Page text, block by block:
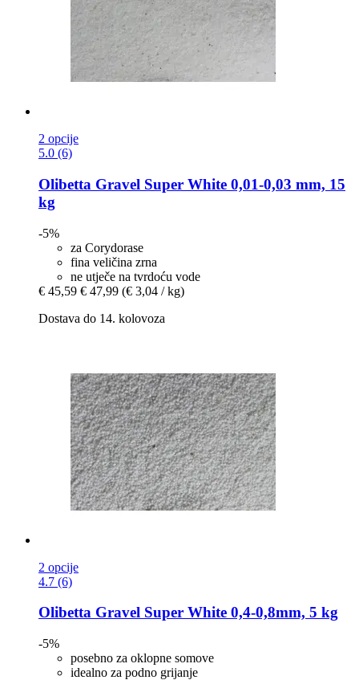
2 opcije
5.0 (6)
Olibetta Gravel Super White 0,01-​0,03 mm, 15
kg
-5%
za Corydorase
fina veličina zrna
ne utječe na tvrdoću vode
€ 45,59 € 47,99 (€ 3,04 / kg)
Dostava do 14. kolovoza
2 opcije
4.7 (6)
Olibetta Gravel Super White 0,4-​0,8mm, 5 kg
-5%
posebno za oklopne somove
idealno za podno grijanje